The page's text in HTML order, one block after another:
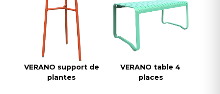
VERANO support de
plantes
VERANO table 4
places